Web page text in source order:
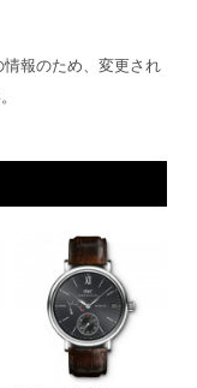
報のため、変更され